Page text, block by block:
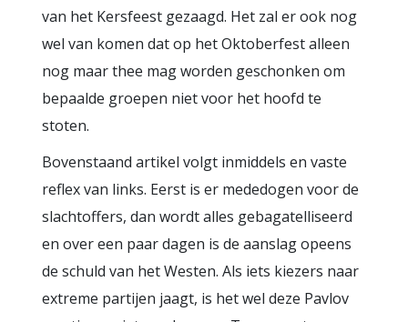
van het Kersfeest gezaagd. Het zal er ook nog
wel van komen dat op het Oktoberfest alleen
nog maar thee mag worden geschonken om
bepaalde groepen niet voor het hoofd te
stoten.
Bovenstaand artikel volgt inmiddels en vaste
reflex van links. Eerst is er mededogen voor de
slachtoffers, dan wordt alles gebagatelliseerd
en over een paar dagen is de aanslag opeens
de schuld van het Westen. Als iets kiezers naar
extreme partijen jaagt, is het wel deze Pavlov